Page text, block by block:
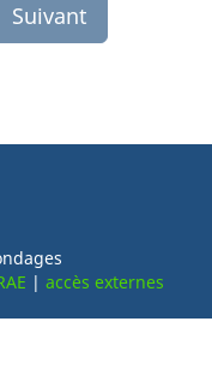
Suivant
| accès externes